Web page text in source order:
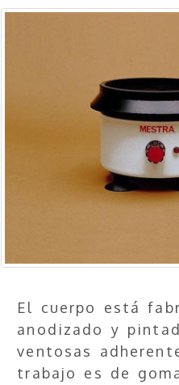
El cuerpo está
anodizado y
ventosas
trabajo es de